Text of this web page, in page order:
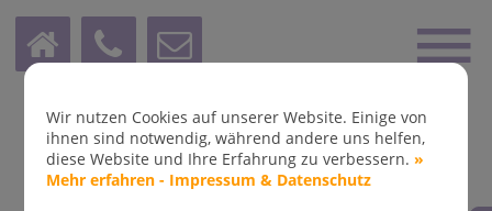
Wir nutzen Cookies auf unserer Website. Einige von
ihnen sind notwendig, während andere uns helfen,
diese Website und Ihre Erfahrung zu verbessern.»
Mehr erfahren - Impressum & Datenschutz